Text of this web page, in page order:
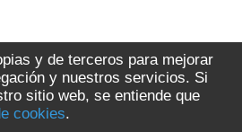
y de terceros para mejorar
y nuestros servicios. Si
sitio web, se entiende que
cookies.